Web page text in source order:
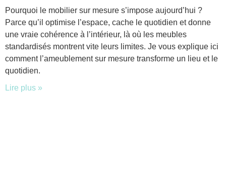
Pourquoi le mobilier sur mesure s’impose aujourd’hui ?
Parce qu’il optimise l’espace, cache le quotidien et donne
une vraie cohérence à l’intérieur, là où les meubles
standardisés montrent vite leurs limites. Je vous explique ici
comment l’ameublement sur mesure transforme un lieu et le
quotidien.
Lire plus »